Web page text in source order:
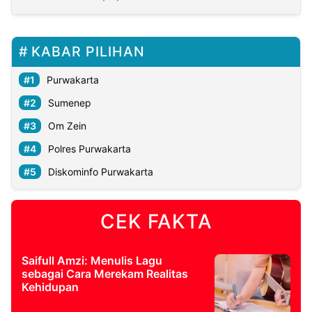
KABAR PILIHAN
Purwakarta
Sumenep
Om Zein
Polres Purwakarta
Diskominfo Purwakarta
CEK FAKTA
Saifull Amzi: Menulis Lagu
sebagai Cara Merekam Realitas
Kehidupan